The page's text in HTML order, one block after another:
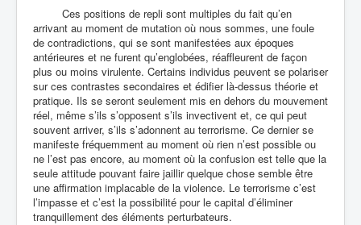
Ces positions de repli sont multiples du fait qu’en
arrivant au moment de mutation où nous sommes, une foule
de contradictions, qui se sont manifestées aux époques
antérieures et ne furent qu’englobées, réaffleurent de façon
plus ou moins virulente. Certains individus peuvent se polariser
sur ces contrastes secondaires et édifier là-dessus théorie et
pratique. Ils se seront seulement mis en dehors du mouvement
réel, même s’ils s’opposent s’ils invectivent et, ce qui peut
souvent arriver, s’ils s’adonnent au terrorisme. Ce dernier se
manifeste fréquemment au moment où rien n’est possible ou
ne l’est pas encore, au moment où la confusion est telle que la
seule attitude pouvant faire jaillir quelque chose semble être
une affirmation implacable de la violence. Le terrorisme c’est
l’impasse et c’est la possibilité pour le capital d’éliminer
tranquillement des éléments perturbateurs.